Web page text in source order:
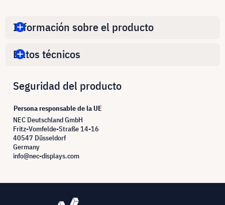
Información sobre el producto
Datos técnicos
Seguridad del producto
Persona responsable de la UE
NEC Deutschland GmbH
Fritz-Vomfelde-Straße 14-16
40547 Düsseldorf
Germany
info@nec-displays.com